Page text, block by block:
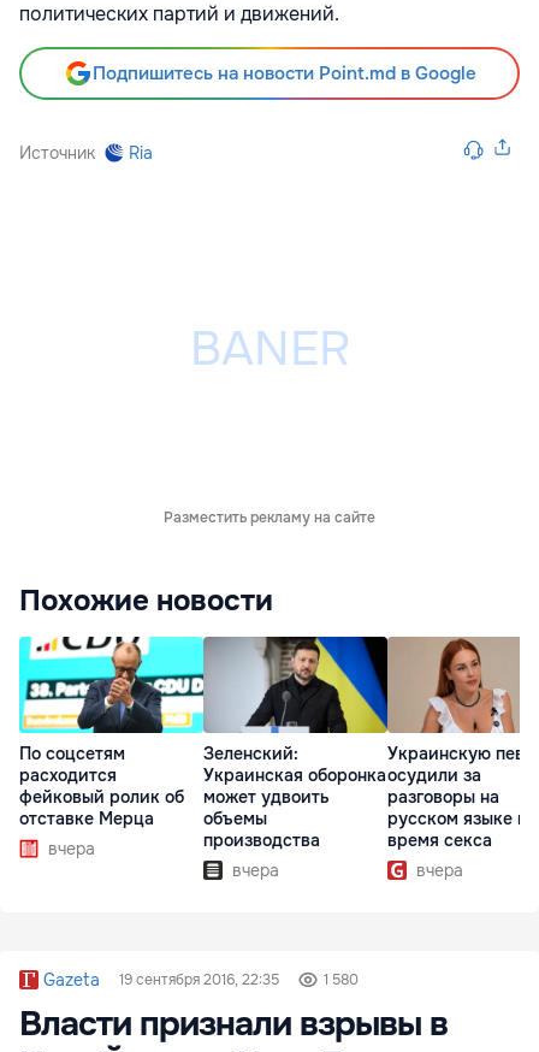
политических партий и движений.
Подпишитесь на новости Point.md в Google
Источник Ria
Разместить рекламу на сайте
Похожие новости
По соцсетям
расходится
фейковый ролик об
отставке Мерца
вчера
Зеленский:
Украинская оборонка
может удвоить
объемы
производства
вчера
Украинскую
осудили за
разговоры на
русском языке во
время секса
вчера
Gazeta 19 сентября 2016, 22:35 1 580
Власти признали взрывы в